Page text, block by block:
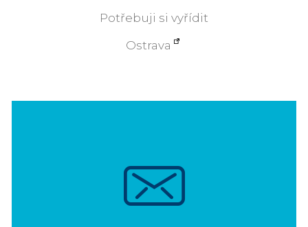
Potřebuji si vyřídit
Ostrava